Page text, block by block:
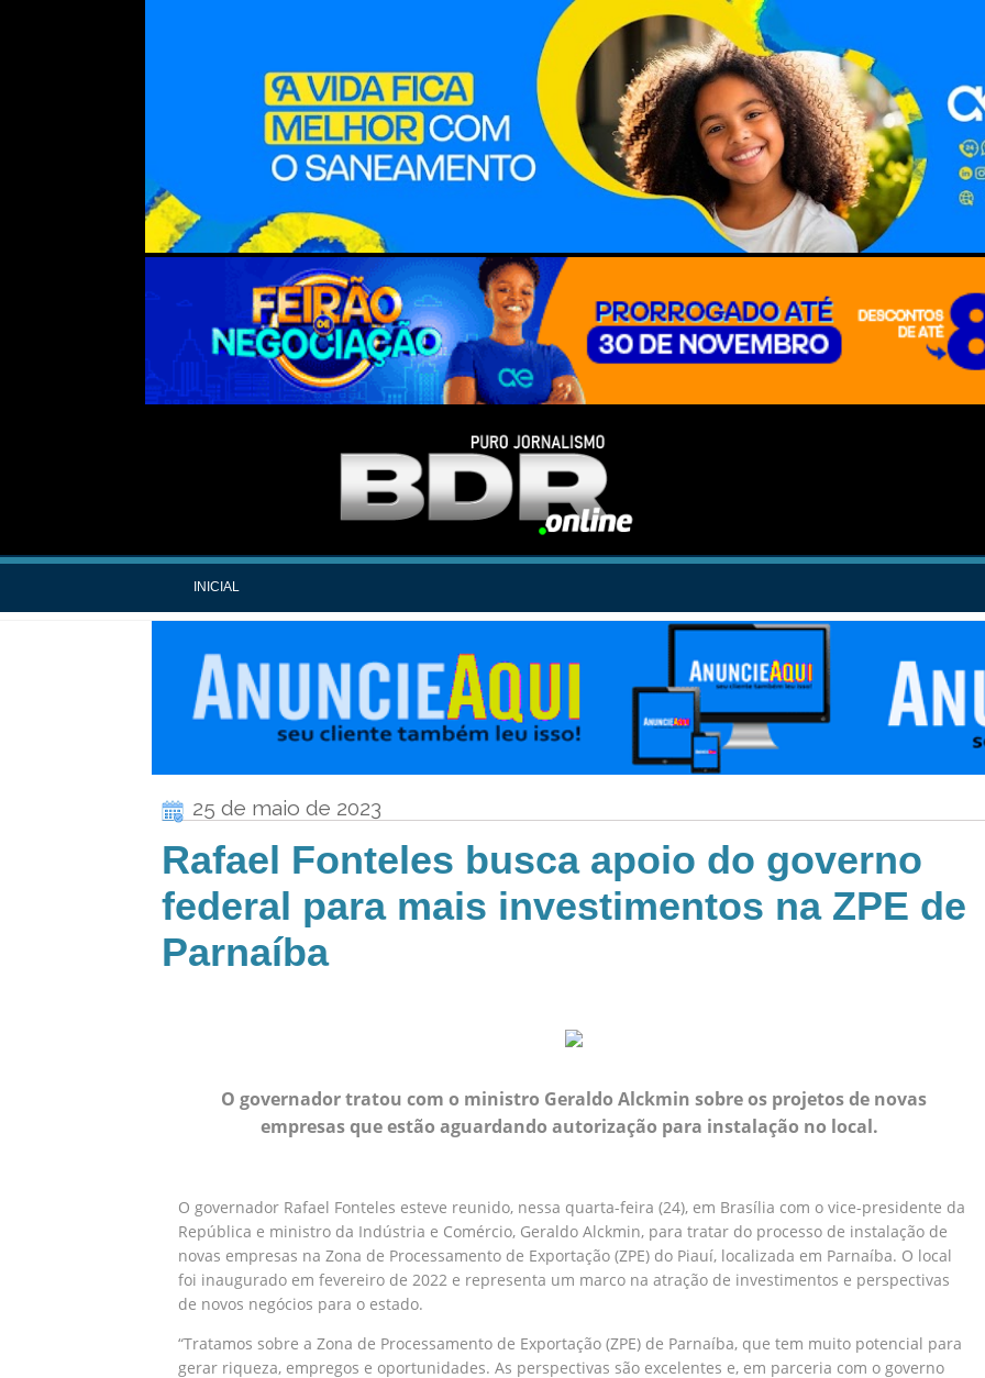
INICIAL
25 de maio de 2023
Rafael Fonteles busca apoio do governo
federal para mais investimentos na ZPE de
Parnaíba
O governador tratou com o ministro Geraldo Alckmin sobre os projetos de novas
empresas que estão aguardando autorização para instalação no local.
O governador Rafael Fonteles esteve reunido, nessa quarta-feira (24), em Brasília com o vice-presidente da
República e ministro da Indústria e Comércio, Geraldo Alckmin, para tratar do processo de instalação de
novas empresas na Zona de Processamento de Exportação (ZPE) do Piauí, localizada em Parnaíba. O local
foi inaugurado em fevereiro de 2022 e representa um marco na atração de investimentos e perspectivas
de novos negócios para o estado.
“Tratamos sobre a Zona de Processamento de Exportação (ZPE) de Parnaíba, que tem muito potencial para
gerar riqueza, empregos e oportunidades. As perspectivas são excelentes e, em parceria com o governo